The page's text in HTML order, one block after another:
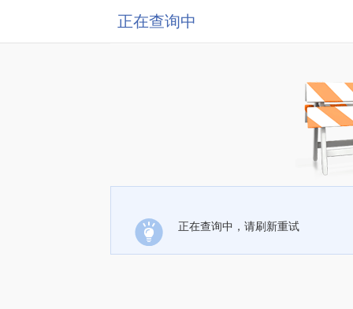
正在查询中
正在查询中，请刷新重试